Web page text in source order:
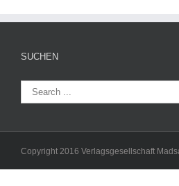
SUCHEN
Copyright 2016 Verlagsgesellschaft